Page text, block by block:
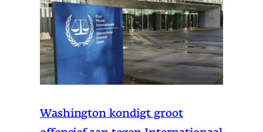
Washington kondigt groot